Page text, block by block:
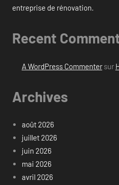
entreprise de rénovation.
Recent
A WordPress Commentersur
Archives
août 2026
juillet 2026
juin 2026
mai 2026
avril 2026